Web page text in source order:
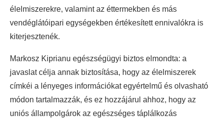
élelmiszerekre, valamint az éttermekben és más
vendéglátóipari egységekben értékesített ennivalókra is
kiterjesztenék.
Markosz Kiprianu egészségügyi biztos elmondta: a
javaslat célja annak biztosítása, hogy az élelmiszerek
címkéi a lényeges információkat egyértelmű és olvasható
módon tartalmazzák, és ez hozzájárul ahhoz, hogy az
uniós állampolgárok az egészséges táplálkozás